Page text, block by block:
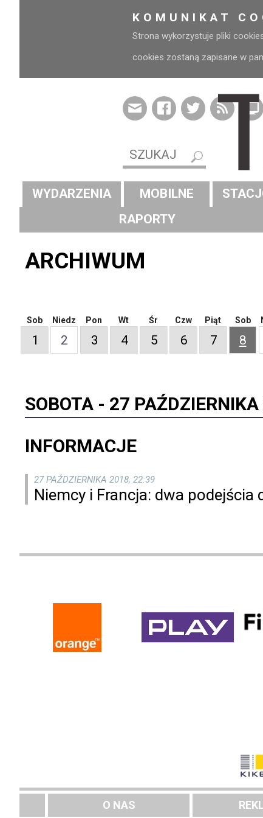
KOMUNIKAT
Strona wykorzystuje pliki
cookies zostaną zapisane w
WYDARZENIA MOBILNE
RAPORTY
ARCHIWUM
Sob
1
Niedz
2
Pon
3
Wt
4
Śr
5
Czw
6
Piąt
7
Sob
8
SOBOTA - 27
INFORMACJE
27 PAŹDZIERNIKA 2018, 22:39
Niemcy i Francja: dwa podejścia
O NAS